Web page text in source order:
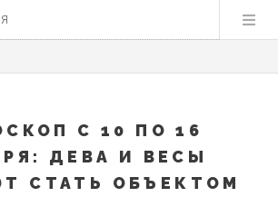
С 10 ПО 16
ДЕВА И ВЕСЫ
СТАТЬ ОБЪЕКТОМ